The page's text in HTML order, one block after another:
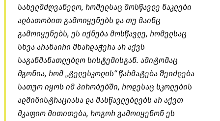
სახელმძღვანელო, რომელსაც მოსწავლე ნაკლები
ალბათობით გამოიყენებს და თუ მაინც
გამოიყენებს, ეს იქნება მოსწავლე, რომელსაც
სხვა არანაირი მხარდაჭერა არ აქვს
საგანმანათლებლო სისტემისგან. ამიტომაც
მგონია, რომ „ტელესკოლის“ წარმატება შეიძლება
სათუო იყოს იმ პირობებში, როდესაც სკოლების
ადმინისტრაციასა და მასწავლებლებს არ აქვთ
მკაფიო მითითება, როგორ გამოიყენონ ეს